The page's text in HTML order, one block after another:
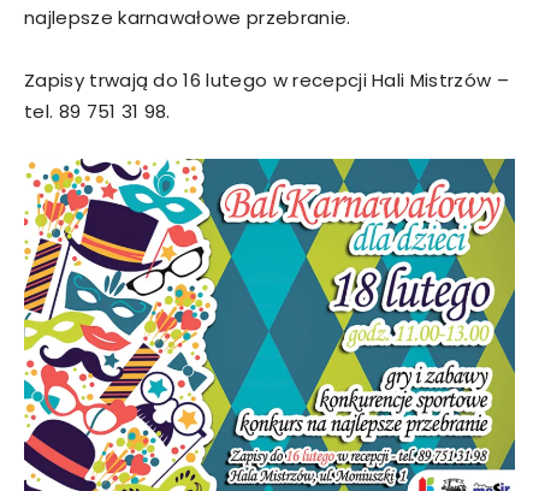
najlepsze karnawałowe przebranie.
Zapisy trwają do 16 lutego w recepcji Hali Mistrzów –
tel. 89 751 31 98.